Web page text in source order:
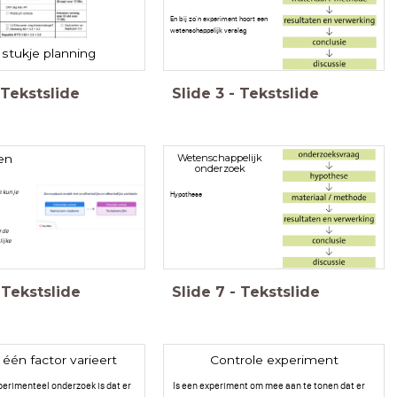
planning
Tekstslide
En bij zo'n experiment hoort een
wetenschappelijk verslag
Slide 3 - Tekstslide
kun je
de
Tekstslide
Wetenschappelijk
onderzoek
Hypothese
Slide 7 - Tekstslide
factor varieert
onderzoek is dat er
Controle experiment
Is een experiment om mee aan te tonen dat er